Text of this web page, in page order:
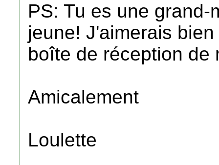
PS: Tu es une
jeune! J'aimerais
boîte de réception de
Amicalement
Loulette